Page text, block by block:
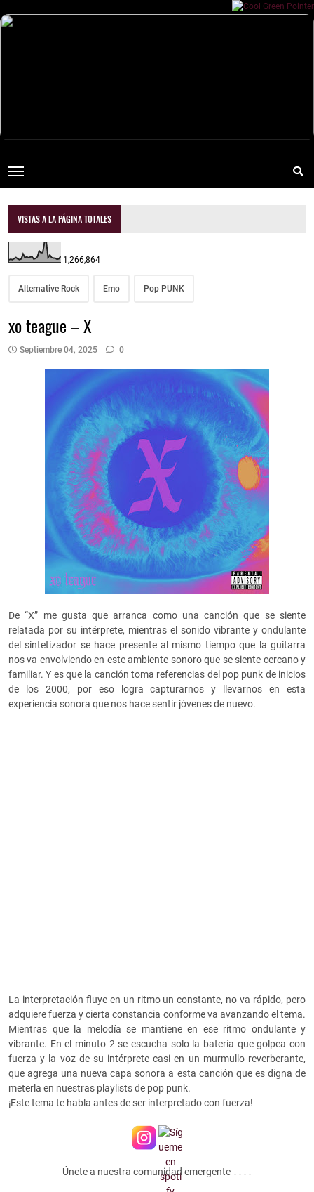
VISTAS A LA PÁGINA TOTALES
1,266,864
Alternative Rock Emo Pop PUNK
xo teague – X
Septiembre 04, 2025 0
De “X” me gusta que arranca como una canción que se siente
relatada por su intérprete, mientras el sonido vibrante y ondulante
del sintetizador se hace presente al mismo tiempo que la guitarra
nos va envolviendo en este ambiente sonoro que se siente cercano y
familiar. Y es que la canción toma referencias del pop punk de inicios
de los 2000, por eso logra capturarnos y llevarnos en esta
experiencia sonora que nos hace sentir jóvenes de nuevo.
La interpretación fluye en un ritmo un constante, no va rápido, pero
adquiere fuerza y cierta constancia conforme va avanzando el tema.
Mientras que la melodía se mantiene en ese ritmo ondulante y
vibrante. En el minuto 2 se escucha solo la batería que golpea con
fuerza y la voz de su intérprete casi en un murmullo reverberante,
que agrega una nueva capa sonora a esta canción que es digna de
meterla en nuestras playlists de pop punk.
¡Este tema te habla antes de ser interpretado con fuerza!
Únete a nuestra comunidad emergente ↓↓↓↓